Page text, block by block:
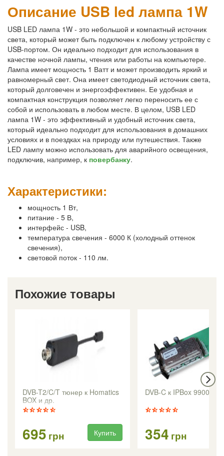
Описание USB led лампа 1W
USB LED лампа 1W - это небольшой и компактный источник
света, который может быть подключен к любому устройству с
USB-портом. Он идеально подходит для использования в
качестве ночной лампы, чтения или работы на компьютере.
Лампа имеет мощность 1 Ватт и может производить яркий и
равномерный свет. Она имеет светодиодный источник света,
который долговечен и энергоэффективен. Ее удобная и
компактная конструкция позволяет легко переносить ее с
собой и использовать в любом месте. В целом, USB LED
лампа 1W - это эффективный и удобный источник света,
который идеально подходит для использования в домашних
условиях и в поездках на природу или путешествия. Также
LED лампу можно использовать для аварийного освещения,
подключив, например, к повербанку.
Характеристики:
мощность 1 Вт,
питание - 5 В,
интерфейс - USB,
температура свечения - 6000 К (холодный оттенок
свечения),
световой поток - 110 лм.
Похожие товары
DVB-T2/C/T тюнер к Homatics
BOX и др.
695 грн Купить
DVB-C к IPBox 9900HD
354 грн